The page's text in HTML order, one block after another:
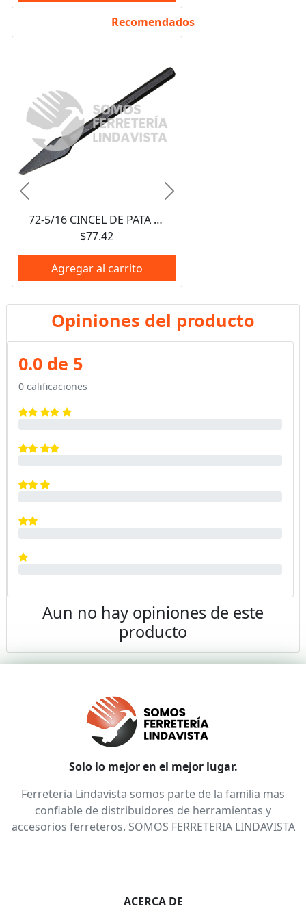
Recomendados
72-5/16 CINCEL DE PATA DE CABRA 5/16", 5-1/8" URREA
$77.42
Agregar al carrito
Anterior Siguiente
Opiniones del producto
Aun no hay opiniones de este
producto
0.0 de 5
0 calificaciones
Solo lo mejor en el mejor lugar.
Ferreteria Lindavista somos parte de la familia mas
confiable de distribuidores de herramientas y
accesorios ferreteros. SOMOS FERRETERIA LINDAVISTA
ACERCA DE